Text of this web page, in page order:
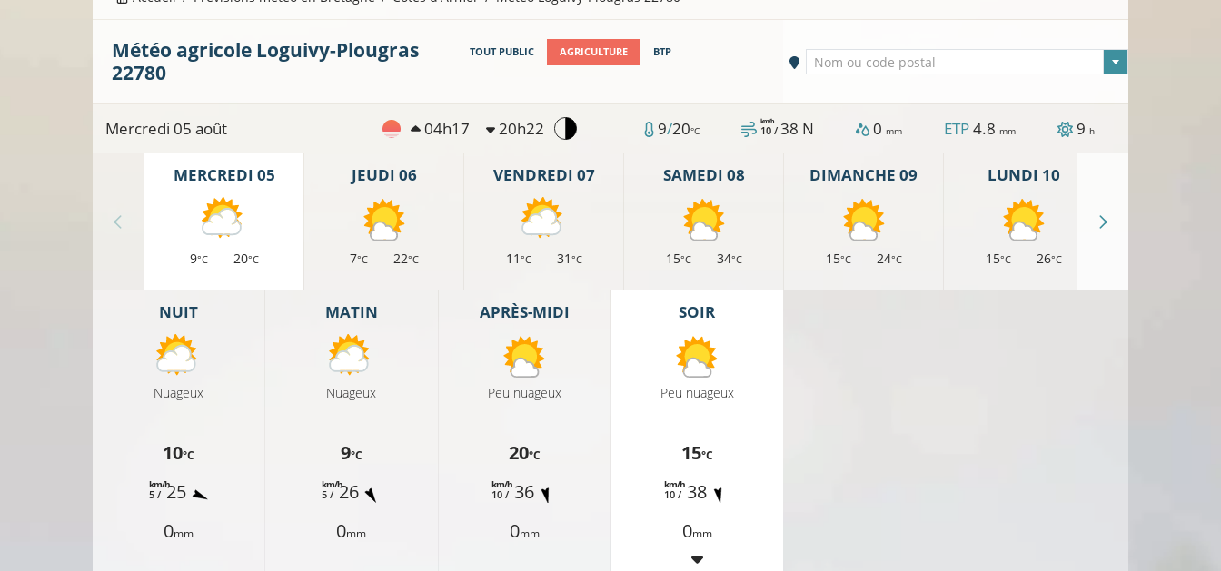
Météo agricole Loguivy-Plougras
22780
TOUT PUBLIC AGRICULTURE BTP
Ville sélectionnée
Nom ou code postal
Mercredi 05 août 04h17 20h22 9/20°C 10 /
km/h 38 N 0 mm ETP4.8 mm 9 h
MERCREDI 05
9°C 20°C
JEUDI 06
7°C 22°C
VENDREDI 07
11 °C 31 °C
SAMEDI 08
15°C 34°C
DIMANCHE 09
15°C 24°C
LUNDI 10
15°C 26°C
NUIT
Nuageux
10°C
5 /
km/h25
0mm
MATIN
Nuageux
9°C
5 /
km/h26
0mm
APRÈS-MIDI
Peu nuageux
20°C
10 /
km/h 36
0mm
SOIR
Peu nuageux
15°C
10 /
km/h 38
0mm